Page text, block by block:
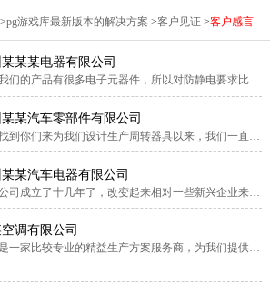
>pg游戏库最新版本的解决方案 >客户见证 >客户感言
某某电器有限公司
们的产品有很多电子元器件，所以对防静电要求比较
们给我们提供的方案是使用不锈钢精益管来制作生产
锈钢精益管的外观看起来整洁美观，而且经久耐用。
的灵活性特别适合我们的产品生产，方便我们高效的
产计划。不仅提高了工人的生产效率，而且对产品的
率有了很好的控制。接下来我们还要大力推行精益生
会……
某汽车零部件有限公司
到你们来为我们设计生产周转器具以来，我们一直合
愉快，他们不仅业务人员有很好的专业性，而且反应
快。每次产品打样都能够如期完成样品。因为他们做
家我们行业的客户，所以对于汽车零部件周转器具的
比较丰富的经验，会根据每种产品的材质及周转要
出最合理的设计，不仅可以对产品达到很好的保护，
理的……
某汽车电器有限公司
司成立了十几年了，改变起来相对一些新兴企业来说
难些，不过我们还是打算在精益生产的道路上坚定不
下去。这次找到你们可以说是偶然也可以说是必然，
过和你们业务员的沟通可以感觉到，你们业务员的专
是不太懂，但是从业务来说已经很不错了，沟通起来
调有限公司
一家比较专业的精益生产方案服务商，为我们提供了
的工作台，每个工位之间需要手动搬运拿取产品，比